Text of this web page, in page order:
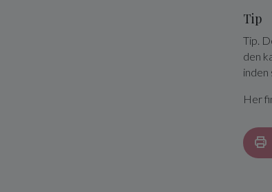
Tip
Tip.
den
inden
Her